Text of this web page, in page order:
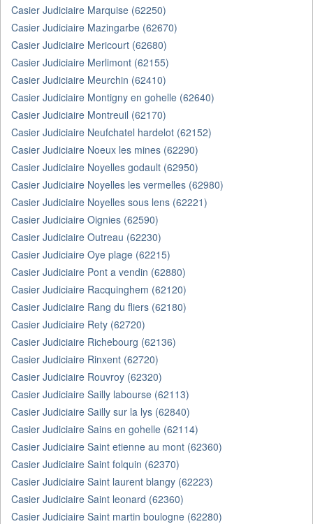
Casier Judiciaire Marquise (62250)
Casier Judiciaire Mazingarbe (62670)
Casier Judiciaire Mericourt (62680)
Casier Judiciaire Merlimont (62155)
Casier Judiciaire Meurchin (62410)
Casier Judiciaire Montigny en gohelle (62640)
Casier Judiciaire Montreuil (62170)
Casier Judiciaire Neufchatel hardelot (62152)
Casier Judiciaire Noeux les mines (62290)
Casier Judiciaire Noyelles godault (62950)
Casier Judiciaire Noyelles les vermelles (62980)
Casier Judiciaire Noyelles sous lens (62221)
Casier Judiciaire Oignies (62590)
Casier Judiciaire Outreau (62230)
Casier Judiciaire Oye plage (62215)
Casier Judiciaire Pont a vendin (62880)
Casier Judiciaire Racquinghem (62120)
Casier Judiciaire Rang du fliers (62180)
Casier Judiciaire Rety (62720)
Casier Judiciaire Richebourg (62136)
Casier Judiciaire Rinxent (62720)
Casier Judiciaire Rouvroy (62320)
Casier Judiciaire Sailly labourse (62113)
Casier Judiciaire Sailly sur la lys (62840)
Casier Judiciaire Sains en gohelle (62114)
Casier Judiciaire Saint etienne au mont (62360)
Casier Judiciaire Saint folquin (62370)
Casier Judiciaire Saint laurent blangy (62223)
Casier Judiciaire Saint leonard (62360)
Casier Judiciaire Saint martin boulogne (62280)